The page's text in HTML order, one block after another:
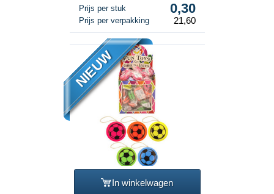
Prijs per stuk 0,30
Prijs per verpakking 21,60
NIEUW
In winkelwagen